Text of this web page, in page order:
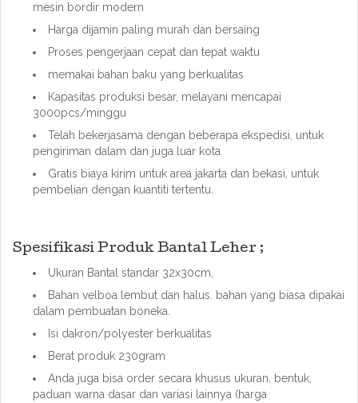
mesin bordir modern
Harga dijamin paling murah dan bersaing
Proses pengerjaan cepat dan tepat waktu
memakai bahan baku yang berkualitas
Kapasitas produksi besar, melayani mencapai
3000pcs/minggu
Telah bekerjasama dengan beberapa ekspedisi, untuk
pengiriman dalam dan juga luar kota
Gratis biaya kirim untuk area jakarta dan bekasi, untuk
pembelian dengan kuantiti tertentu.
Spesifikasi Produk Bantal Leher ;
Ukuran Bantal standar 32x30cm,
Bahan velboa lembut dan halus. bahan yang biasa dipakai
dalam pembuatan boneka.
Isi dakron/polyester berkualitas
Berat produk 230gram
Anda juga bisa order secara khusus ukuran, bentuk,
paduan warna dasar dan variasi lainnya (harga